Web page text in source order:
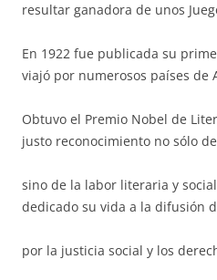
resultar ganadora de unos
En 1922 fue publicada su
viajó por numerosos países de
Obtuvo el Premio Nobel de
justo reconocimiento no sólo
sino de la labor literaria y
dedicado su vida a la difusión
por la justicia social y los